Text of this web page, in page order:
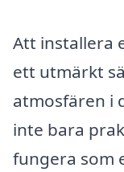
Att installera
ett utmärkt
atmosfären i
inte bara
fungera som